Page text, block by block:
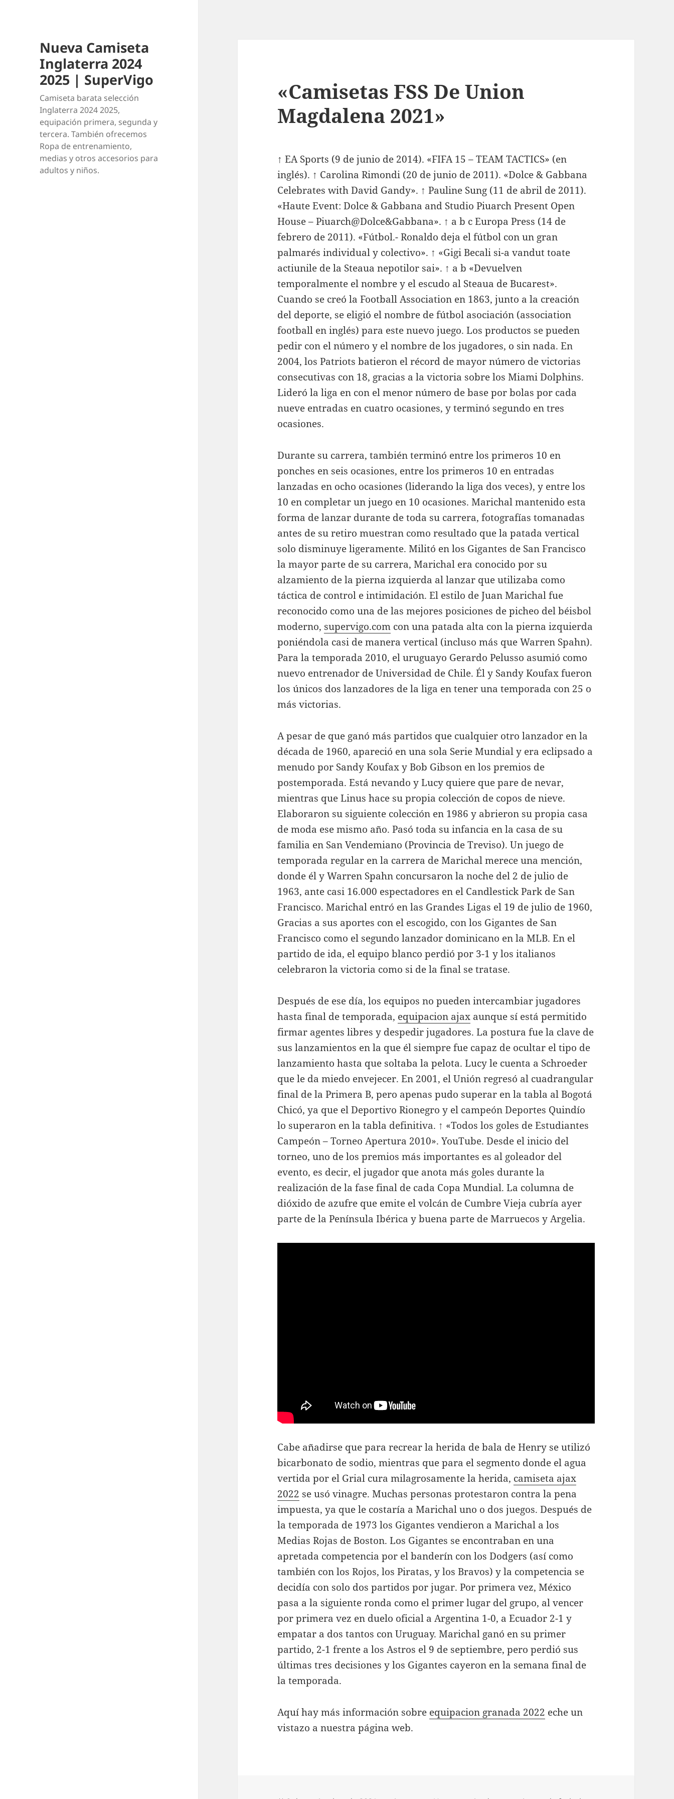
Nueva Camiseta
Inglaterra 2024
2025 | SuperVigo
Camiseta barata selección
Inglaterra 2024 2025,
equipación primera, segunda y
tercera. También ofrecemos
Ropa de entrenamiento,
medias y otros accesorios para
adultos y niños.
«Camisetas FSS De Union
Magdalena 2021»
↑ EA Sports (9 de junio de 2014). «FIFA 15 – TEAM TACTICS» (en
inglés). ↑ Carolina Rimondi (20 de junio de 2011). «Dolce & Gabbana
Celebrates with David Gandy». ↑ Pauline Sung (11 de abril de 2011).
«Haute Event: Dolce & Gabbana and Studio Piuarch Present Open
House – Piuarch@Dolce&Gabbana». ↑ a b c Europa Press (14 de
febrero de 2011). «Fútbol.- Ronaldo deja el fútbol con un gran
palmarés individual y colectivo». ↑ «Gigi Becali si-a vandut toate
actiunile de la Steaua nepotilor sai». ↑ a b «Devuelven
temporalmente el nombre y el escudo al Steaua de Bucarest».
Cuando se creó la Football Association en 1863, junto a la creación
del deporte, se eligió el nombre de fútbol asociación (association
football en inglés) para este nuevo juego. Los productos se pueden
pedir con el número y el nombre de los jugadores, o sin nada. En
2004, los Patriots batieron el récord de mayor número de victorias
consecutivas con 18, gracias a la victoria sobre los Miami Dolphins.
Lideró la liga en con el menor número de base por bolas por cada
nueve entradas en cuatro ocasiones, y terminó segundo en tres
ocasiones.
Durante su carrera, también terminó entre los primeros 10 en
ponches en seis ocasiones, entre los primeros 10 en entradas
lanzadas en ocho ocasiones (liderando la liga dos veces), y entre los
10 en completar un juego en 10 ocasiones. Marichal mantenido esta
forma de lanzar durante de toda su carrera, fotografías tomanadas
antes de su retiro muestran como resultado que la patada vertical
solo disminuye ligeramente. Militó en los Gigantes de San Francisco
la mayor parte de su carrera, Marichal era conocido por su
alzamiento de la pierna izquierda al lanzar que utilizaba como
táctica de control e intimidación. El estilo de Juan Marichal fue
reconocido como una de las mejores posiciones de picheo del béisbol
moderno, supervigo.com con una patada alta con la pierna izquierda
poniéndola casi de manera vertical (incluso más que Warren Spahn).
Para la temporada 2010, el uruguayo Gerardo Pelusso asumió como
nuevo entrenador de Universidad de Chile. Él y Sandy Koufax fueron
los únicos dos lanzadores de la liga en tener una temporada con 25 o
más victorias.
A pesar de que ganó más partidos que cualquier otro lanzador en la
década de 1960, apareció en una sola Serie Mundial y era eclipsado a
menudo por Sandy Koufax y Bob Gibson en los premios de
postemporada. Está nevando y Lucy quiere que pare de nevar,
mientras que Linus hace su propia colección de copos de nieve.
Elaboraron su siguiente colección en 1986 y abrieron su propia casa
de moda ese mismo año. Pasó toda su infancia en la casa de su
familia en San Vendemiano (Provincia de Treviso). Un juego de
temporada regular en la carrera de Marichal merece una mención,
donde él y Warren Spahn concursaron la noche del 2 de julio de
1963, ante casi 16.000 espectadores en el Candlestick Park de San
Francisco. Marichal entró en las Grandes Ligas el 19 de julio de 1960,
Gracias a sus aportes con el escogido, con los Gigantes de San
Francisco como el segundo lanzador dominicano en la MLB. En el
partido de ida, el equipo blanco perdió por 3-1 y los italianos
celebraron la victoria como si de la final se tratase.
Después de ese día, los equipos no pueden intercambiar jugadores
hasta final de temporada, equipacion ajax aunque sí está permitido
firmar agentes libres y despedir jugadores. La postura fue la clave de
sus lanzamientos en la que él siempre fue capaz de ocultar el tipo de
lanzamiento hasta que soltaba la pelota. Lucy le cuenta a Schroeder
que le da miedo envejecer. En 2001, el Unión regresó al cuadrangular
final de la Primera B, pero apenas pudo superar en la tabla al Bogotá
Chicó, ya que el Deportivo Rionegro y el campeón Deportes Quindío
lo superaron en la tabla definitiva. ↑ «Todos los goles de Estudiantes
Campeón – Torneo Apertura 2010». YouTube. Desde el inicio del
torneo, uno de los premios más importantes es al goleador del
evento, es decir, el jugador que anota más goles durante la
realización de la fase final de cada Copa Mundial. La columna de
dióxido de azufre que emite el volcán de Cumbre Vieja cubría ayer
parte de la Península Ibérica y buena parte de Marruecos y Argelia.
Cabe añadirse que para recrear la herida de bala de Henry se utilizó
bicarbonato de sodio, mientras que para el segmento donde el agua
vertida por el Grial cura milagrosamente la herida, camiseta ajax
2022 se usó vinagre. Muchas personas protestaron contra la pena
impuesta, ya que le costaría a Marichal uno o dos juegos. Después de
la temporada de 1973 los Gigantes vendieron a Marichal a los
Medias Rojas de Boston. Los Gigantes se encontraban en una
apretada competencia por el banderín con los Dodgers (así como
también con los Rojos, los Piratas, y los Bravos) y la competencia se
decidía con solo dos partidos por jugar. Por primera vez, México
pasa a la siguiente ronda como el primer lugar del grupo, al vencer
por primera vez en duelo oficial a Argentina 1-0, a Ecuador 2-1 y
empatar a dos tantos con Uruguay. Marichal ganó en su primer
partido, 2-1 frente a los Astros el 9 de septiembre, pero perdió sus
últimas tres decisiones y los Gigantes cayeron en la semana final de
la temporada.
Aquí hay más información sobre equipacion granada 2022 eche un
vistazo a nuestra página web.